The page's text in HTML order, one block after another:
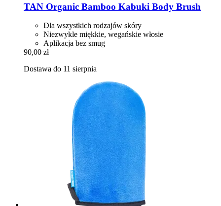
TAN Organic Bamboo Kabuki Body Brush
Dla wszystkich rodzajów skóry
Niezwykle miękkie, wegańskie włosie
Aplikacja bez smug
90,00 zł
Dostawa do 11 sierpnia